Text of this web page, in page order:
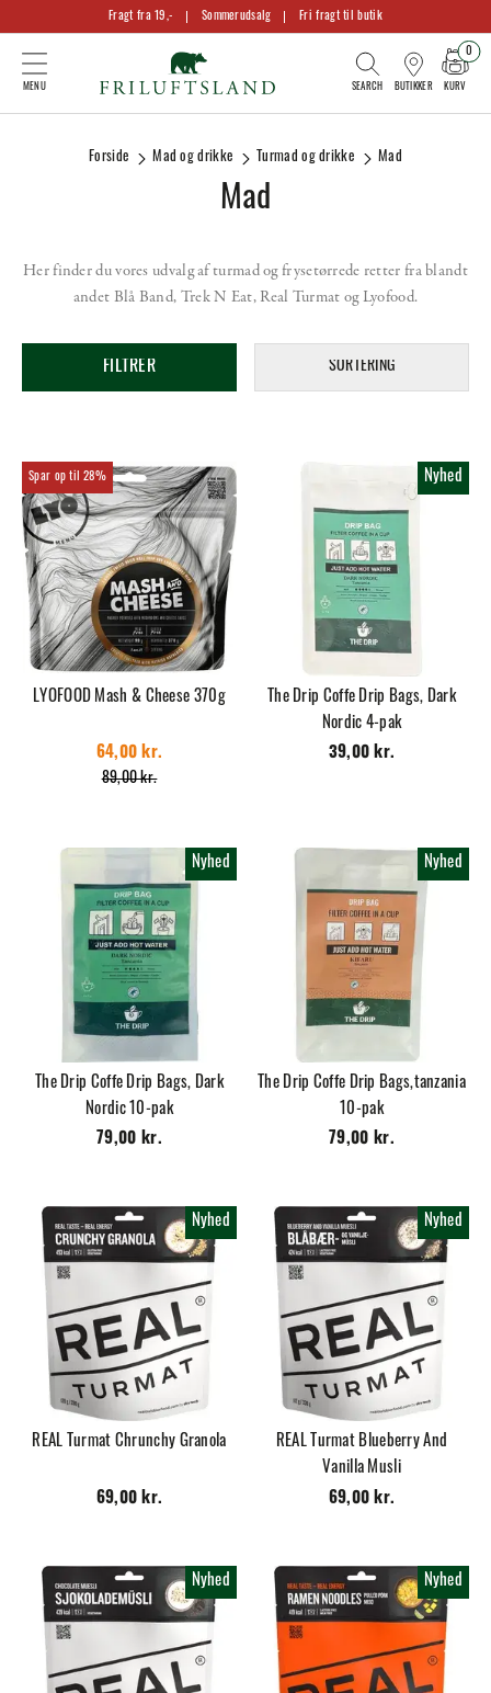
Fragt fra 19,- Sommerudsalg Fri fragt til butik
BUTIKKER KURV
0
Mad
Forside Mad og drikke Turmad og drikke Mad
Her finder du vores udvalg af turmad og frysetørrede retter fra blandt
andet Blå Band, Trek N Eat, Real Turmat og Lyofood.
FILTRER SORTERING
28%
LYOFOOD Mash & Cheese 370g
89,00 kr.
64,00 kr.
Nyhed
The Drip Coffe Drip Bags, Dark
Nordic 4-pak
39,00 kr.
Nyhed
The Drip Coffe Drip Bags, Dark
Nordic 10-pak
79,00 kr.
Nyhed
The Drip Coffe Drip Bags,tanzania
10-pak
79,00 kr.
Nyhed
REAL Turmat Chrunchy Granola
69,00 kr.
Nyhed
REAL Turmat Blueberry And
Vanilla Musli
69,00 kr.
Nyhed Nyhed